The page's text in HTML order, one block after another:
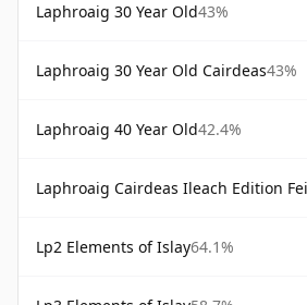
Laphroaig 30 Year Old43%
Laphroaig 30 Year Old Cairdeas43%
Laphroaig 40 Year Old42.4%
Laphroaig Cairdeas Ileach Edition
Lp2 Elements of Islay64.1%